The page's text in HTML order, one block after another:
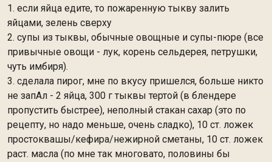
1. если яйца едите, то пожаренную тыкву залить
яйцами, зелень сверху
2. супы из тыквы, обычные овощные и супы-пюре (все
привычные овощи - лук, корень сельдерея, петрушки,
чуть имбиря).
3. сделала пирог, мне по вкусу пришелся, больше никто
не запАл - 2 яйца, 300 г тыквы тертой (в блендере
пропустить быстрее), неполный стакан сахар (это по
рецепту, но надо меньше, очень сладко), 10 ст. ложек
простоквашы/кефира/нежирной сметаны, 10 ст. ложек
раст. масла (по мне так многовато, половины бы